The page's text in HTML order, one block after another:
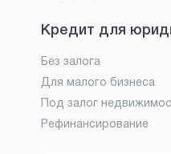
Кредит для
Без залога
Для малого бизнеса
Под залог
Рефинансирование